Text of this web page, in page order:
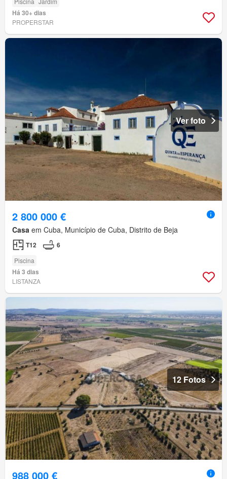
Há 30+ dias
PROPERSTAR
Ver foto
2 800 000 €
Casa em Cuba, Município de Cuba, Distrito de Beja
T12 6
Piscina
Há 3 dias
LISTANZA
12 Fotos
988 000 €